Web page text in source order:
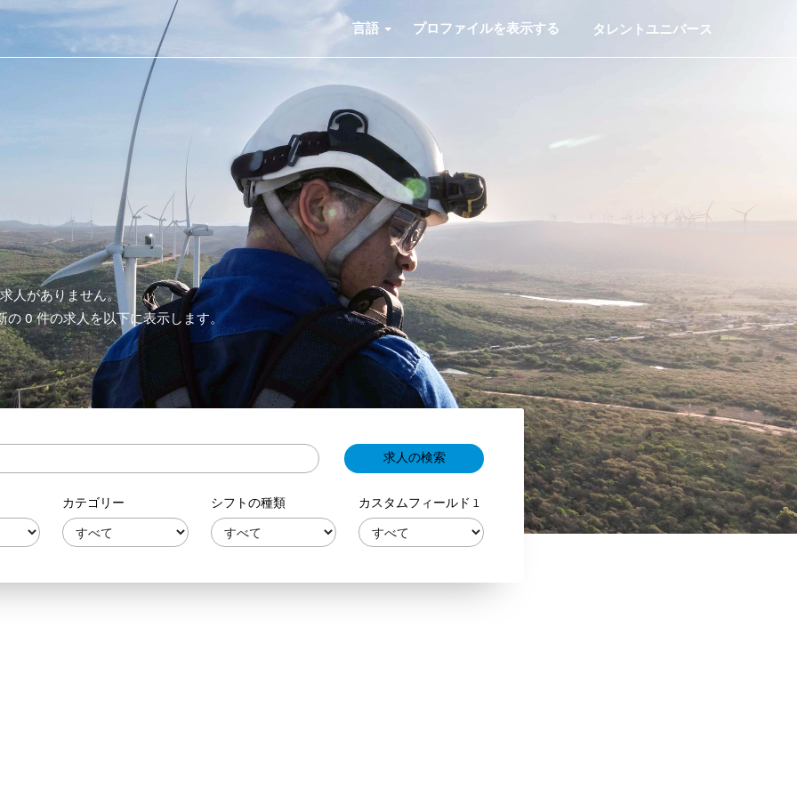
言語 プロファイルを表示する タレントユニバース
人がありません。
の 0 件の求人を以下に表示します。
カテゴリー シフトの種類 カスタムフィールド 1